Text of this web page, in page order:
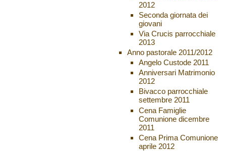
2012
Seconda giornata dei
giovani
Via Crucis parrocchiale
2013
Anno pastorale 2011/2012
Angelo Custode 2011
Anniversari Matrimonio
2012
Bivacco parrocchiale
settembre 2011
Cena Famiglie
Comunione dicembre
2011
Cena Prima Comunione
aprile 2012